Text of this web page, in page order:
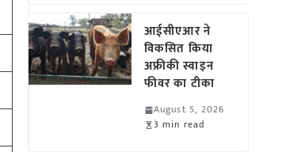
आईसीएआर ने
विकसित किया
अफ्रीकी स्वाइन
फीवर का टीका
August 5, 2026
3 min read